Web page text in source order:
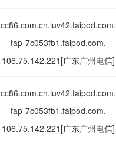
cc86.com.cn.luv42.faipod.com.
fap-7c053fb1.faipod.com.
106.75.142.221[广东广州电信]
cc86.com.cn.luv42.faipod.com.
fap-7c053fb1.faipod.com.
106.75.142.221[广东广州电信]